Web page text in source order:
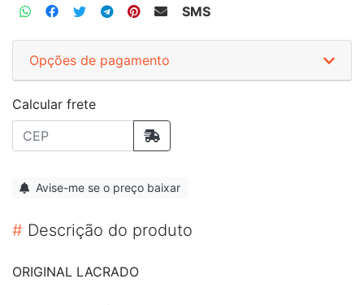
SMS
Opções de pagamento
Calcular frete
Avise-me se o preço baixar
# Descrição do produto
ORIGINAL LACRADO